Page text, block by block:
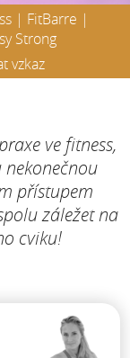
| FitBarre |
Strong
vzkaz
ve fitness,
nekonečnou
přístupem
záležet na
cviku!